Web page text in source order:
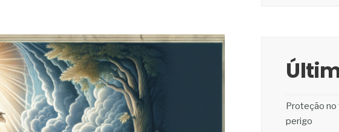
Proteção no
perigo